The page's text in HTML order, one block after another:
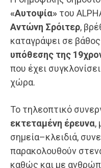
«Αυτοψία» του
Αντώνη Σρόιτερ,
καταγράψει σε
υπόθεσης της
που έχει
χώρα.
Το τηλεοπτικό
εκτεταμένη έρευνα,
σημεία–κλειδιά,
παρακολουθούν
καθώς και με